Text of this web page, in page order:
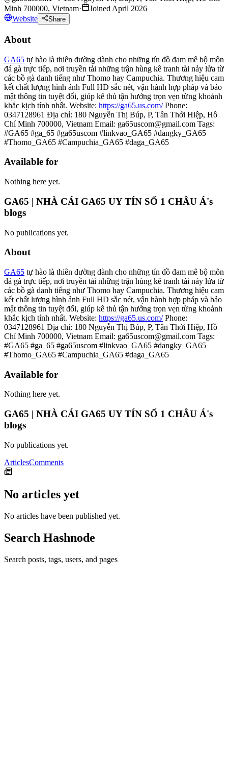
Minh 700000, Vietnam·
Joined April 2026
Website
Share
About
GA65 tự hào là thiên đường dành cho những tín đồ đam mê bộ môn
đá gà trực tiếp, nơi truyền tải những trận hùng kê tranh tài nảy lửa từ
các bồ gà danh tiếng như Thomo hay Campuchia. Thương hiệu cam
kết chất lượng hình ảnh Full HD sắc nét, vận hành hợp pháp và bảo
mật thông tin tuyệt đối, giúp kê thủ tận hưởng trọn vẹn từng khoảnh
khắc kịch tính nhất. Website: https://ga65.us.com/Phone:
0347128961 Địa chỉ: 180 Nguyễn Thị Búp, P, Tân Thới Hiệp, Hồ
Chí Minh 700000, Vietnam Email: ga65uscom@gmail.com Tags:
#GA65 #ga_65 #ga65uscom #linkvao_GA65 #dangky_GA65
#Thomo_GA65 #Campuchia_GA65 #daga_GA65
Available for
Nothing here yet.
GA65 | NHÀ CÁI GA65 UY TÍN SỐ 1 CHÂU Á's
blogs
No publications yet.
About
GA65 tự hào là thiên đường dành cho những tín đồ đam mê bộ môn
đá gà trực tiếp, nơi truyền tải những trận hùng kê tranh tài nảy lửa từ
các bồ gà danh tiếng như Thomo hay Campuchia. Thương hiệu cam
kết chất lượng hình ảnh Full HD sắc nét, vận hành hợp pháp và bảo
mật thông tin tuyệt đối, giúp kê thủ tận hưởng trọn vẹn từng khoảnh
khắc kịch tính nhất. Website: https://ga65.us.com/Phone:
0347128961 Địa chỉ: 180 Nguyễn Thị Búp, P, Tân Thới Hiệp, Hồ
Chí Minh 700000, Vietnam Email: ga65uscom@gmail.com Tags:
#GA65 #ga_65 #ga65uscom #linkvao_GA65 #dangky_GA65
#Thomo_GA65 #Campuchia_GA65 #daga_GA65
Available for
Nothing here yet.
GA65 | NHÀ CÁI GA65 UY TÍN SỐ 1 CHÂU Á's
blogs
No publications yet.
ArticlesComments
No articles yet
No articles have been published yet.
Search Hashnode
Search posts, tags, users, and pages